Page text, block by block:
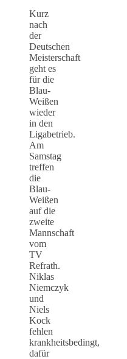
Kurz
nach
der
Deutschen
Meisterschaft
geht es
für die
Blau-
Weißen
wieder
in den
Ligabetrieb.
Am
Samstag
treffen
die
Blau-
Weißen
auf die
zweite
Mannschaft
vom
TV
Refrath.
Niklas
Niemczyk
und
Niels
Kock
fehlen
krankheitsbedingt,
dafür